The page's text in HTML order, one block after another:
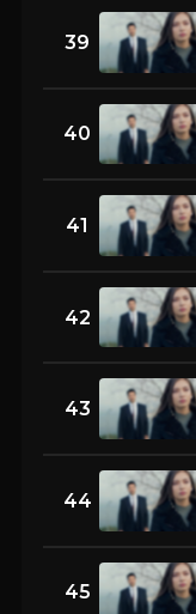
39
40
41
42
43
44
45